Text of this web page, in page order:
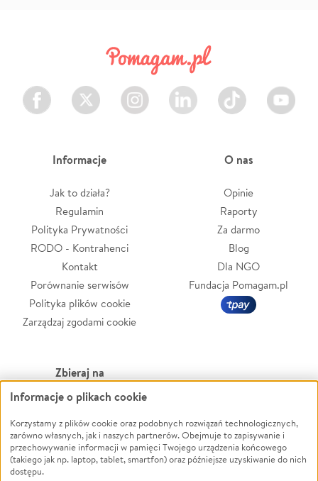
Facebook Twitter Instagram LinkedIn TikTok Youtube
Informacje
Jak to działa?
Regulamin
Polityka Prywatności
RODO - Kontrahenci
Kontakt
Porównanie serwisów
Polityka plików cookie
Zarządzaj zgodami cookie
O nas
Opinie
Raporty
Za darmo
Blog
Dla NGO
Fundacja Pomagam.pl
Zbieraj na
Leczenie
Zwierzęta
Pożar
Ukraina
Powódź
Wichura
NGO
Informacje o plikach cookie
Korzystamy z plików cookie oraz podobnych rozwiązań technologicznych,
zarówno własnych, jak i naszych partnerów. Obejmuje to zapisywanie i
przechowywanie informacji w pamięci Twojego urządzenia końcowego
(takiego jak np. laptop, tablet, smartfon) oraz późniejsze uzyskiwanie do nich
dostępu.